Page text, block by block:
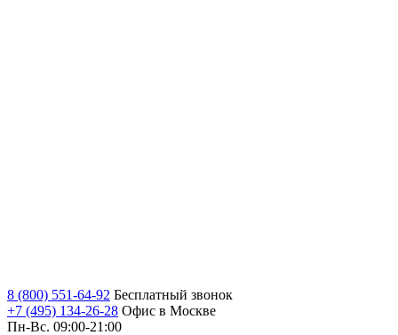
8 (800) 551-64-92 Бесплатный звонок
+7 (495) 134-26-28 Офис в Москве
Пн-Вс. 09:00-21:00